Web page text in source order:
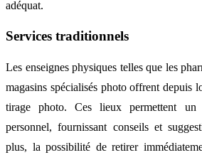
adéquat.
Services traditionnels
Les enseignes physiques telles que les
magasins spécialisés photo offrent depuis
tirage photo. Ces lieux permettent
personnel, fournissant conseils et
plus, la possibilité de retirer